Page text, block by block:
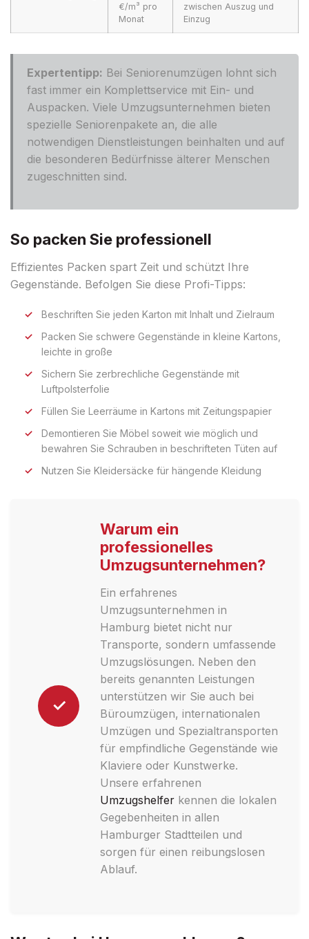
€/m³ pro
Monat
zwischen Auszug und
Einzug
Expertentipp: Bei Seniorenumzügen lohnt sich
fast immer ein Komplettservice mit Ein- und
Auspacken. Viele Umzugsunternehmen bieten
spezielle Seniorenpakete an, die alle
notwendigen Dienstleistungen beinhalten und auf
die besonderen Bedürfnisse älterer Menschen
zugeschnitten sind.
So packen Sie professionell
Effizientes Packen spart Zeit und schützt Ihre
Gegenstände. Befolgen Sie diese Profi-Tipps:
Beschriften Sie jeden Karton mit Inhalt und Zielraum
Packen Sie schwere Gegenstände in kleine Kartons,
leichte in große
Sichern Sie zerbrechliche Gegenstände mit
Luftpolsterfolie
Füllen Sie Leerräume in Kartons mit Zeitungspapier
Demontieren Sie Möbel soweit wie möglich und
bewahren Sie Schrauben in beschrifteten Tüten auf
Nutzen Sie Kleidersäcke für hängende Kleidung
✓
Warum ein
professionelles
Umzugsunternehmen?
Ein erfahrenes
Umzugsunternehmen in
Hamburg bietet nicht nur
Transporte, sondern umfassende
Umzugslösungen. Neben den
bereits genannten Leistungen
unterstützen wir Sie auch bei
Büroumzügen, internationalen
Umzügen und Spezialtransporten
für empfindliche Gegenstände wie
Klaviere oder Kunstwerke.
Unsere erfahrenen
Umzugshelfer kennen die lokalen
Gegebenheiten in allen
Hamburger Stadtteilen und
sorgen für einen reibungslosen
Ablauf.